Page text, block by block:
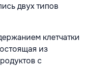
двух типов
клетчатки
из
с